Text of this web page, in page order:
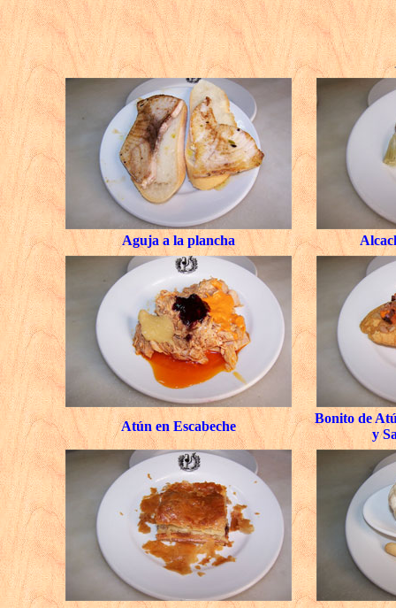
Aguja a la plancha
Atún en Escabeche
Bonito de
y